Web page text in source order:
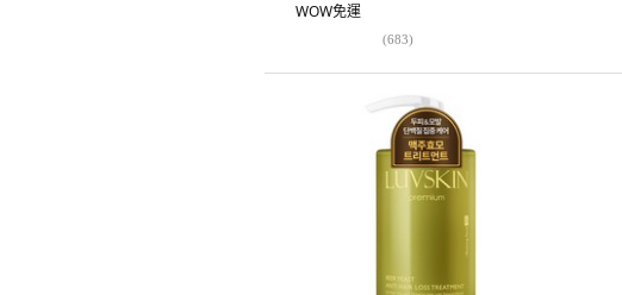
WOW免運
(683)